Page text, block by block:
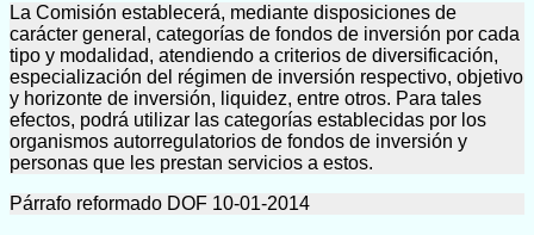
La Comisión establecerá, mediante disposiciones de
carácter general, categorías de fondos de inversión por cada
tipo y modalidad, atendiendo a criterios de diversificación,
especialización del régimen de inversión respectivo, objetivo
y horizonte de inversión, liquidez, entre otros. Para tales
efectos, podrá utilizar las categorías establecidas por los
organismos autorregulatorios de fondos de inversión y
personas que les prestan servicios a estos.
Párrafo reformado DOF 10-01-2014